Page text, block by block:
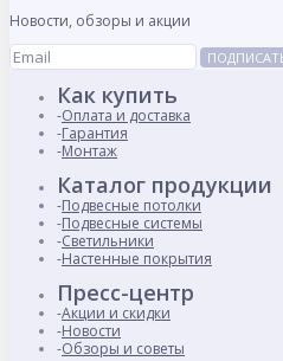
Новости, обзоры и акции
Как купить
Оплата и доставка
Гарантия
Монтаж
Каталог продукции
Подвесные потолки
Подвесные системы
Светильники
Настенные покрытия
Пресс-центр
Акции и скидки
Новости
Обзоры и советы